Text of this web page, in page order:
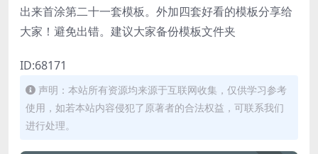
出来首涂第二十一套模板。外加四套好看的模板分享给
大家！避免出错。建议大家备份模板文件夹
ID:68171
声明：本站所有资源均来源于互联网收集，仅供学习参考
使用，如若本站内容侵犯了原著者的合法权益，可联系我们
进行处理。